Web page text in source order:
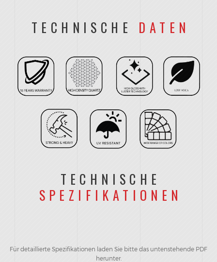
TECHNISCHE DATEN
TECHNISCHE
SPEZIFIKATIONEN
Für detaillierte Spezifikationen laden Sie bitte das untenstehende PDF
herunter.